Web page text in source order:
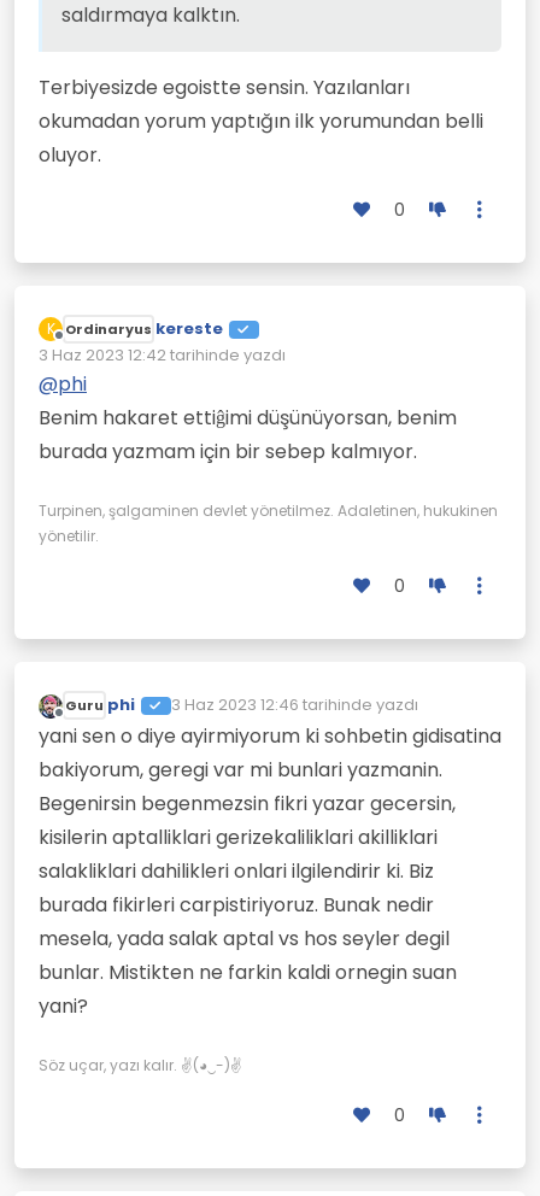
saldırmaya kalktın.
Terbiyesizde egoistte sensin. Yazılanları
okumadan yorum yaptığın ilk yorumundan belli
oluyor.
0
K
Çevrimdışı
Ordinaryus kereste
3 Haz 2023 12:42tarihinde yazdı
Son düzenleyen:
@phi
Benim hakaret ettiĝimi düşünüyorsan, benim
burada yazmam için bir sebep kalmıyor.
Turpinen, şalgaminen devlet yönetilmez. Adaletinen, hukukinen
yönetilir.
0
Çevrimdışı
Guru phi 3 Haz 2023 12:46 tarihinde yazdı
Son düzenleyen:
yani sen o diye ayirmiyorum ki sohbetin gidisatina
bakiyorum, geregi var mi bunlari yazmanin.
Begenirsin begenmezsin fikri yazar gecersin,
kisilerin aptalliklari gerizekaliliklari akilliklari
salakliklari dahilikleri onlari ilgilendirir ki. Biz
burada fikirleri carpistiriyoruz. Bunak nedir
mesela, yada salak aptal vs hos seyler degil
bunlar. Mistikten ne farkin kaldi ornegin suan
yani?
Söz uçar, yazı kalır. ✌(◕‿-)✌
0